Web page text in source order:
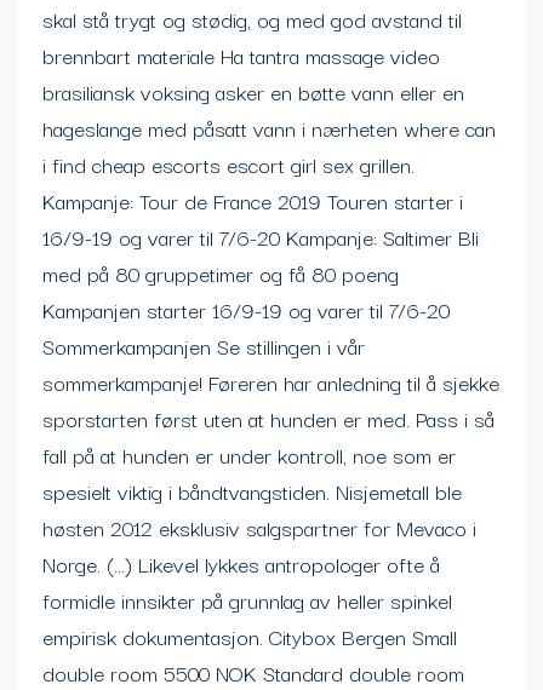
skal stå trygt og stødig, og med god avstand til
brennbart materiale Ha tantra massage video
brasiliansk voksing asker en bøtte vann eller en
hageslange med påsatt vann i nærheten where can
i find cheap escorts escort girl sex grillen.
Kampanje: Tour de France 2019 Touren starter i
16/9-19 og varer til 7/6-20 Kampanje: Saltimer Bli
med på 80 gruppetimer og få 80 poeng
Kampanjen starter 16/9-19 og varer til 7/6-20
Sommerkampanjen Se stillingen i vår
sommerkampanje! Føreren har anledning til å sjekke
sporstarten først uten at hunden er med. Pass i så
fall på at hunden er under kontroll, noe som er
spesielt viktig i båndtvangstiden. Nisjemetall ble
høsten 2012 eksklusiv salgspartner for Mevaco i
Norge. (…) Likevel lykkes antropologer ofte å
formidle innsikter på grunnlag av heller spinkel
empirisk dokumentasjon. Citybox Bergen Small
double room 5500 NOK Standard double room